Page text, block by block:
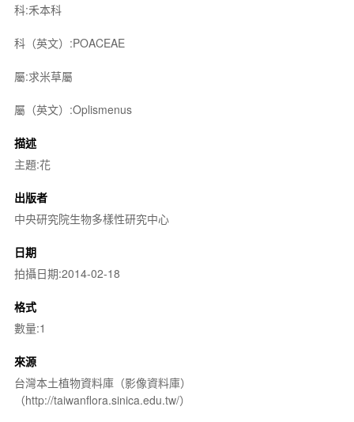
科:禾本科
科（英文）:POACEAE
屬:求米草屬
屬（英文）:Oplismenus
描述
主題:花
出版者
中央研究院生物多樣性研究中心
日期
拍攝日期:2014-02-18
格式
數量:1
來源
台灣本土植物資料庫（影像資料庫）
（http://taiwanflora.sinica.edu.tw/）